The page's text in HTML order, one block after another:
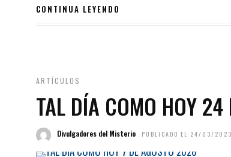
CONTINUA LEYENDO
ARTÍCULOS
TAL DÍA COMO HOY
Divulgadores del Misterio PUBLICADO EL 24/03/2023